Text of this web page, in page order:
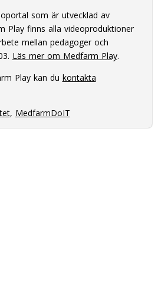
som är utvecklad av
Play finns alla videoproduktioner
mellan pedagoger och
Läs mer om Medfarm Play.
Play kan du kontakta
, MedfarmDoIT